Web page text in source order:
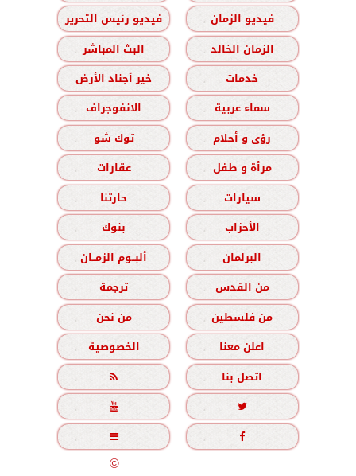
فيديو الزمان
فيديو رئيس التحرير
الزمان الخالد
البث المباشر
خدمات
خير أجناد الأرض
سماء عربية
الانفوجراف
رؤى و أحلام
توك شو
مرأة و طفل
عقارات
سيارات
حارتنا
الأحزاب
بنوك
البرلمان
ألبــوم الزمــان
من القدس
ترجمة
من فلسطين
من نحن
اعلن معنا
الخصوصية
اتصل بنا





جميع الحقوق محفوظة©